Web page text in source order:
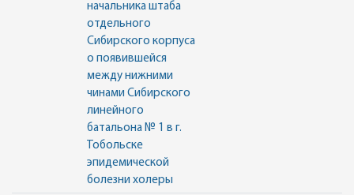
начальника штаба
отдельного
Сибирского корпуса
о появившейся
между нижними
чинами Сибирского
линейного
батальона № 1 в г.
Тобольске
эпидемической
болезни холеры